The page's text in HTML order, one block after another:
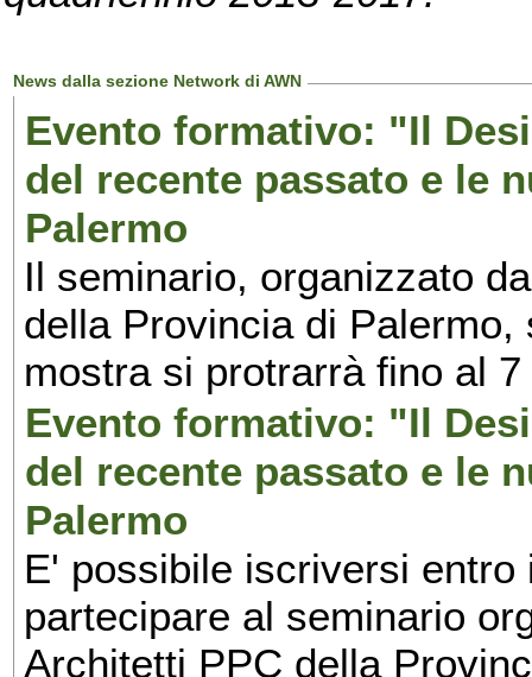
News dalla sezione Network di AWN
Evento formativo: "Il
del recente passato e le
Palermo
Il seminario, organizzato
della Provincia di
mostra si protrarrà fino al
Evento formativo: "Il
del recente passato e le
Palermo
E' possibile iscriversi
partecipare al seminario
Architetti PPC della